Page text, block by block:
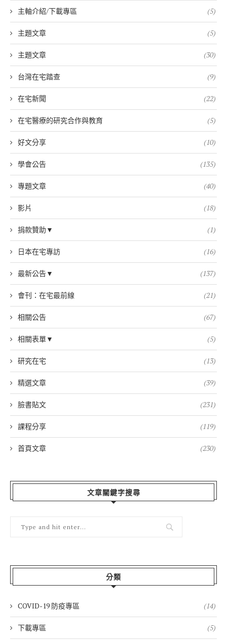
主軸介紹/下載專區 (5)
主題文章 (5)
主題文章 (30)
台灣在宅踏查 (9)
在宅新聞 (22)
在宅醫療的研究合作與教育 (5)
好文分享 (10)
學會公告 (135)
專題文章 (40)
影片 (18)
捐款贊助▼ (1)
日本在宅專訪 (16)
最新公告▼ (137)
會刊：在宅最前線 (21)
相關公告 (67)
相關表單▼ (5)
研究在宅 (13)
精選文章 (39)
臉書貼文 (231)
課程分享 (119)
首頁文章 (230)
文章關鍵字搜尋
分類
COVID-19 防疫專區 (14)
下載專區 (5)